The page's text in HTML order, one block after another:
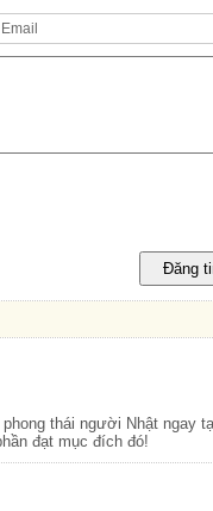
thái người Nhật ngay
đạt mục đích đó!